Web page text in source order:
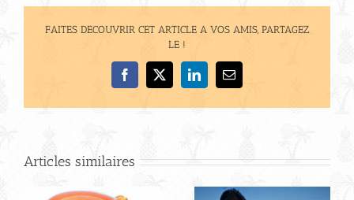
FAITES DECOUVRIR CET ARTICLE A VOS AMIS, PARTAGEZ
LE !
Facebook
X LinkedInEmail
Articles similaires